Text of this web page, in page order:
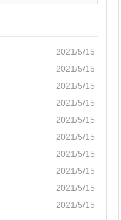
2021/5/15
2021/5/15
2021/5/15
2021/5/15
2021/5/15
2021/5/15
2021/5/15
2021/5/15
2021/5/15
2021/5/15